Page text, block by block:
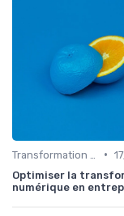
•
Optimiser la
numérique en